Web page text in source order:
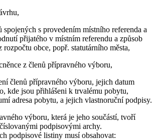
spojených s provedením místního referenda a
přijatého v místním referendu a způsob
rozpočtu obce, popř. statutárního města,
z členů přípravného výboru,
členů přípravného výboru, jejich datum
kde jsou přihlášeni k trvalému pobytu,
adresa pobytu, a jejich vlastnoruční podpisy.
výboru, která je jeho součástí, tvoří
podpisovými archy.
podpisové listiny musí obsahovat: